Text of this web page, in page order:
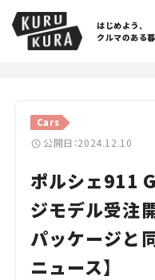
はじめよう、
クルマのある暮
Cars
公開日：2024.12.10
ポルシェ911
ジモデル受注
パッケージと
ニュース】
Cars
Lifestyle
Traffic
Special